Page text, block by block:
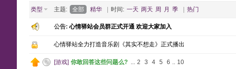
类型 主题: 全部 精华 时间: 一天 两天 周 月 季 热门
公告:心情驿站会员群正式开通 欢迎大家加入
心情驿站全力打造音乐剧《其实不想走》正式播出
[游戏] 你敢回答这些问题么? ... 2 3 4 5 6 .. 10